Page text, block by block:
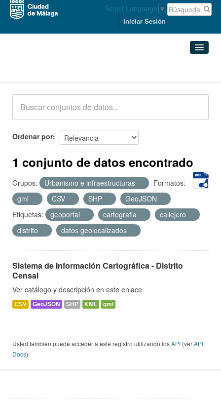
Select Language ▼
Iniciar Sesión
Acerca de
Ordenar por
1 conjunto de datos encontrado
Grupos: Urbanismo e infraestructuras
Formatos:
gml
CSV SHP
GeoJSON
Etiquetas:
geoportal cartografia
callejero
distrito
datos geolocalizados
Sistema de Información Cartográfica - Distrito
Censal
Ver catálogo y descripción en este enlace
CSV GeoJSON SHP KML gml
Usted también puede acceder a este registro utilizando losAPI (verAPI
Docs).